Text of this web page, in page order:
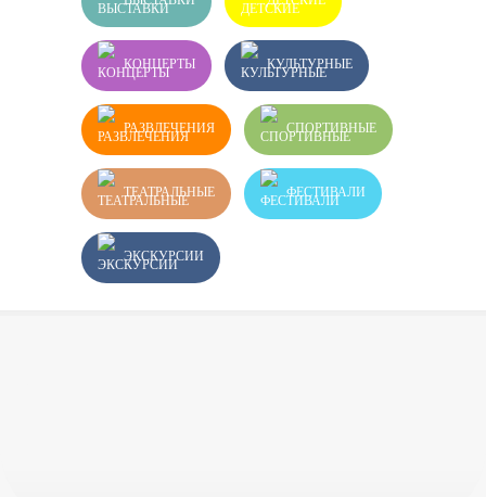
КОНЦЕРТЫ КУЛЬТУРНЫЕ
РАЗВЛЕЧЕНИЯ СПОРТИВНЫЕ
ТЕАТРАЛЬНЫЕ ФЕСТИВАЛИ
ЭКСКУРСИИ